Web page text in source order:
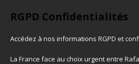
RGPD Confidentialités
Accédez à nos informations RGPD et
La France face au choix urgent entre